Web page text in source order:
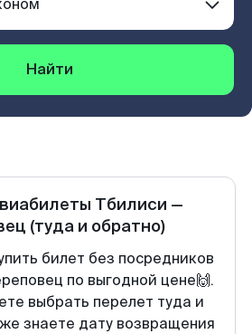
Найти
Тбилиси —
(туда и обратно)
билет без посредников
по выгодной цене🙌.
выбрать перелет туда и
знаете дату возвращения